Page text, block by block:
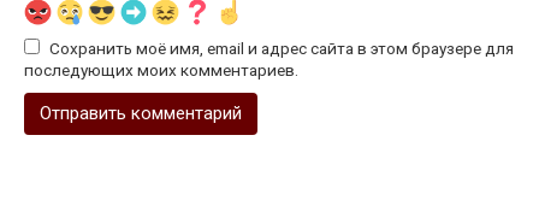
Сохранить моё имя, email и адрес сайта в этом браузере для
последующих моих комментариев.